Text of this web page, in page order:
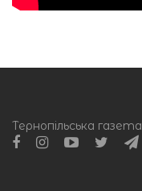
Тернопільська газета